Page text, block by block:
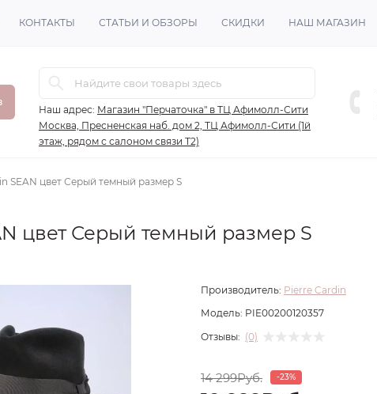
КОНТАКТЫ СТАТЬИ И ОБЗОРЫ СКИДКИ НАШ МАГАЗИН
Наш адрес: Магазин "Перчаточка" в ТЦ Афимолл-Сити
Москва, Пресненская наб. дом 2, ТЦ Афимолл-Сити (1й
этаж, рядом с салоном связи Т2)
SEAN цвет Серый темный размер S
цвет Серый темный размер S
Производитель: Pierre Cardin
Модель: PIE00200120357
Отзывы: (0)
14 299Руб. -23%